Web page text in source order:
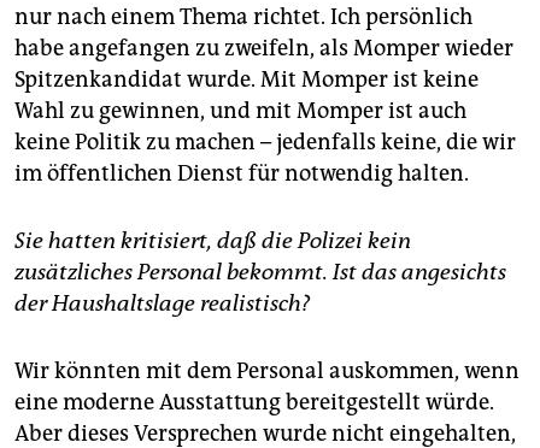
nur nach einem Thema richtet. Ich persönlich
habe angefangen zu zweifeln, als Momper wieder
Spitzenkandidat wurde. Mit Momper ist keine
Wahl zu gewinnen, und mit Momper ist auch
keine Politik zu machen – jedenfalls keine, die wir
im öffentlichen Dienst für notwendig halten.
Sie hatten kritisiert, daß die Polizei kein
zusätzliches Personal bekommt. Ist das angesichts
der Haushaltslage realistisch?
Wir könnten mit dem Personal auskommen, wenn
eine moderne Ausstattung bereitgestellt würde.
Aber dieses Versprechen wurde nicht eingehalten,